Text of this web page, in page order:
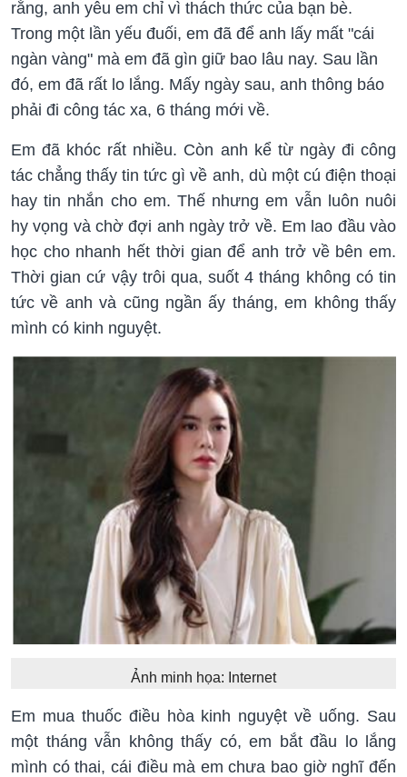
rằng, anh yêu em chỉ vì thách thức của bạn bè.
Trong một lần yếu đuối, em đã để anh lấy mất "cái
ngàn vàng" mà em đã gìn giữ bao lâu nay. Sau lần
đó, em đã rất lo lắng. Mấy ngày sau, anh thông báo
phải đi công tác xa, 6 tháng mới về.
Em đã khóc rất nhiều. Còn anh kể từ ngày đi công
tác chẳng thấy tin tức gì về anh, dù một cú điện thoại
hay tin nhắn cho em. Thế nhưng em vẫn luôn nuôi
hy vọng và chờ đợi anh ngày trở về. Em lao đầu vào
học cho nhanh hết thời gian để anh trở về bên em.
Thời gian cứ vậy trôi qua, suốt 4 tháng không có tin
tức về anh và cũng ngần ấy tháng, em không thấy
mình có kinh nguyệt.
Ảnh minh họa: Internet
Em mua thuốc điều hòa kinh nguyệt về uống. Sau
một tháng vẫn không thấy có, em bắt đầu lo lắng
mình có thai, cái điều mà em chưa bao giờ nghĩ đến